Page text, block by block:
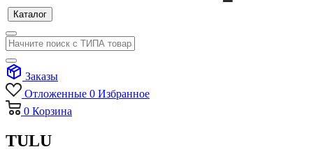
Каталог
Заказы
Отложенные 0 Избранное
0 Корзина
TULU